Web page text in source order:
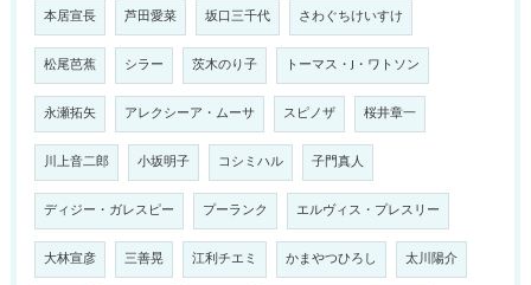
本居宣長 芦田愛菜 坂口三千代 さわぐちけいすけ
松尾芭蕉 シラー 茨木のり子 トーマス・J・ワトソン
永瀬拓矢 アレクシーア・ムーサ スピノザ 桜井章一
川上音二郎 小坂明子 コシミハル 子門真人
ディジー・ガレスピー プーランク エルヴィス・プレスリー
大林宣彦 三善晃 江利チエミ かまやつひろし 太川陽介